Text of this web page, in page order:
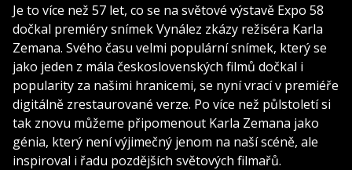
Je to více než 57 let, co se na světové výstavě Expo 58
dočkal premiéry snímek Vynález zkázy režiséra Karla
Zemana. Svého času velmi populární snímek, který se
jako jeden z mála československých filmů dočkal i
popularity za našimi hranicemi, se nyní vrací v premiéře
digitálně zrestaurované verze. Po více než půlstoletí si
tak znovu můžeme připomenout Karla Zemana jako
génia, který není výjimečný jenom na naší scéně, ale
inspiroval i řadu pozdějších světových filmařů.